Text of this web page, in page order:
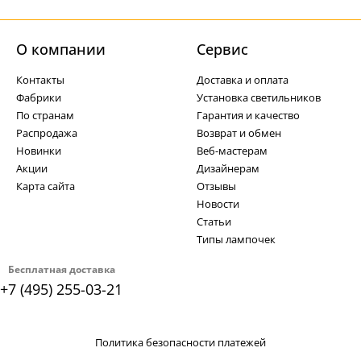
Бесплатная доставка
+7 (495) 255-03-21
О компании
Контакты
Фабрики
По странам
Распродажа
Новинки
Акции
Карта сайта
Cервис
Доставка и оплата
Установка светильников
Гарантия и качество
Возврат и обмен
Веб-мастерам
Дизайнерам
Отзывы
Новости
Статьи
Типы лампочек
Политика безопасности платежей